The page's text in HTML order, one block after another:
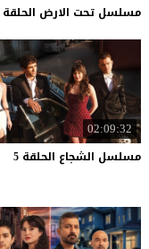
مسلسل تحت الارض الحلقة
02:09:32
مسلسل الشجاع الحلقة 5